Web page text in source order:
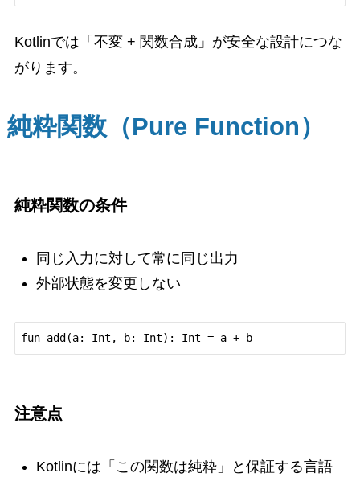
Kotlinでは「不変 + 関数合成」が安全な設計につな
がります。
純粋関数（Pure Function）
純粋関数の条件
同じ入力に対して常に同じ出力
外部状態を変更しない
fun add(a: Int, b: Int): Int = a + b
注意点
Kotlinには「この関数は純粋」と保証する言語